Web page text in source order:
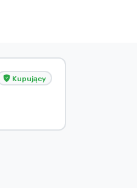
Kupujący